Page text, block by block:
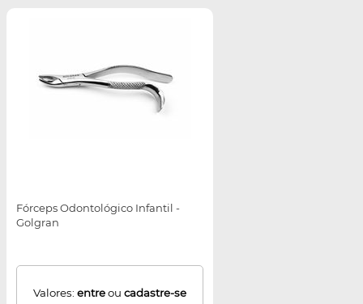
Fórceps Odontológico Infantil -
Golgran
Valores: entreou cadastre-se